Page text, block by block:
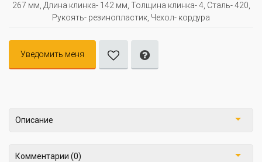
267 мм, Длина клинка- 142 мм, Толщина клинка- 4, Сталь- 420,
Рукоять- резинопластик, Чехол- кордура
Уведомить меня
Описание
Комментарии (0)